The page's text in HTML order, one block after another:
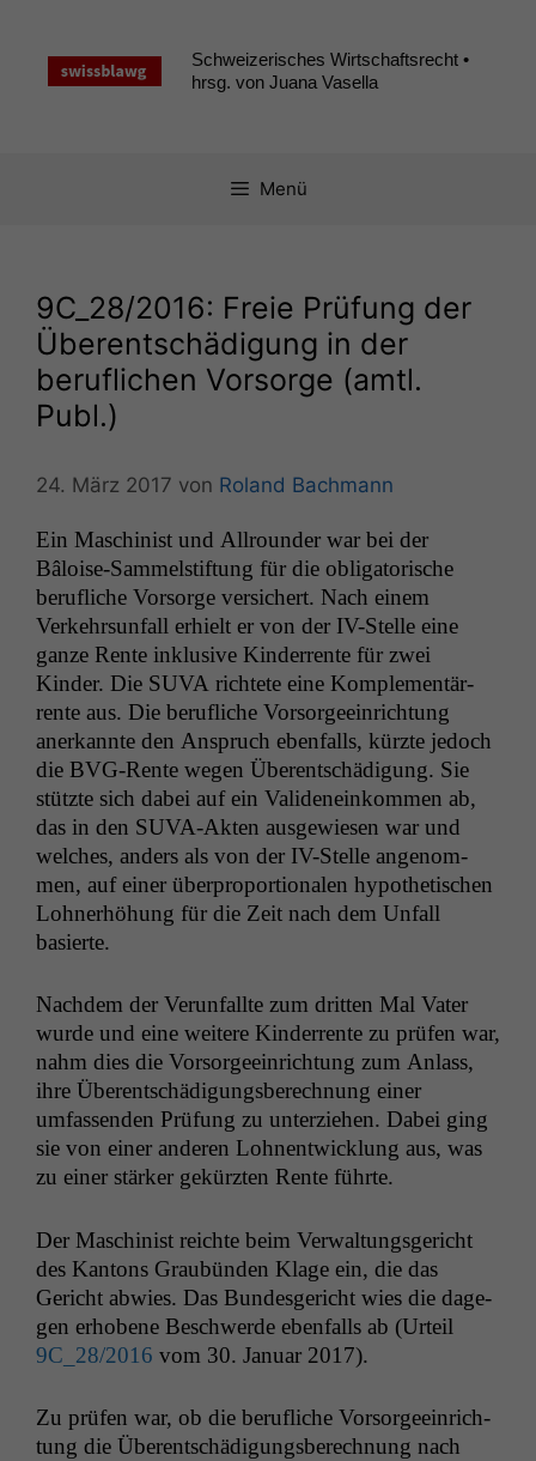
springen
Schweizerisches Wirtschaftsrecht •
hrsg. von Juana Vasella
Menü
9C_28/2016: Freie Prüfung der
Überentschädigung in der
beruflichen Vorsorge (amtl.
Publ.)
24. März 2017 von Roland Bachmann
Ein Mas­chin­ist und All­rounder war bei der
Bâloise-Sam­mel­s­tiftung für die oblig­a­torische
beru­fliche Vor­sorge ver­sichert. Nach einem
Verkehrsun­fall erhielt er von der IV-Stelle eine
ganze Rente inklu­sive Kinder­rente für zwei
Kinder. Die SUVA richtete eine Kom­ple­men­tär­
rente aus. Die beru­fliche Vor­sorgeein­rich­tung
anerkan­nte den Anspruch eben­falls, kürzte jedoch
die BVG-Rente wegen Über­entschädi­gung. Sie
stützte sich dabei auf ein Vali­deneinkom­men ab,
das in den SUVA-Akten aus­gewiesen war und
welch­es, anders als von der IV-Stelle angenom­
men, auf ein­er über­pro­por­tionalen hypo­thetis­chen
Lohn­er­höhung für die Zeit nach dem Unfall
basierte.
Nach­dem der Verun­fallte zum drit­ten Mal Vater
wurde und eine weit­ere Kinder­rente zu prüfen war,
nahm dies die Vor­sorgeein­rich­tung zum Anlass,
ihre Über­entschädi­gungs­berech­nung ein­er
umfassenden Prü­fung zu unterziehen. Dabei ging
sie von ein­er anderen Lohnen­twick­lung aus, was
zu ein­er stärk­er gekürzten Rente führte.
Der Mas­chin­ist reichte beim Ver­wal­tungs­gericht
des Kan­tons Graubün­den Klage ein, die das
Gericht abwies. Das Bun­des­gericht wies die dage­
gen erhobene Beschw­erde eben­falls ab (Urteil
9C_28/2016 vom 30. Jan­u­ar 2017).
Zu prüfen war, ob die beru­fliche Vor­sorgeein­rich­
tung die Über­entschädi­gungs­berech­nung nach